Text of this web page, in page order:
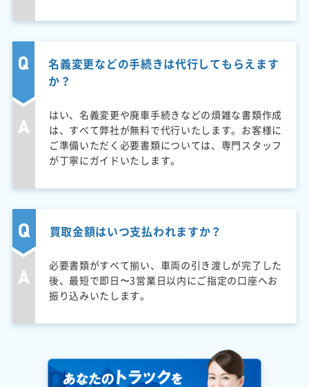
名義変更などの手続きは代行してもらえます
か？
はい、名義変更や廃車手続きなどの煩雑な書類作成
は、すべて弊社が無料で代行いたします。お客様に
ご準備いただく必要書類については、専門スタッフ
が丁寧にガイドいたします。
買取金額はいつ支払われますか？
必要書類がすべて揃い、車両の引き渡しが完了した
後、最短で即日〜3営業日以内にご指定の口座へお
振り込みいたします。